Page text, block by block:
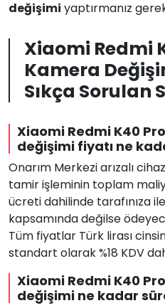
değişimi yaptırmanız
Xiaomi Redmi
Kamera
Sıkça Sorulan
Xiaomi Redmi K40
değişimi fiyatı ne
Onarım Merkezi arızalı
tamir işleminin toplam
ücreti dahilinde tarafınıza
kapsamında değilse
Tüm fiyatlar Türk lirası
standart olarak %18 KDV
Xiaomi Redmi K40
değişimi ne kadar